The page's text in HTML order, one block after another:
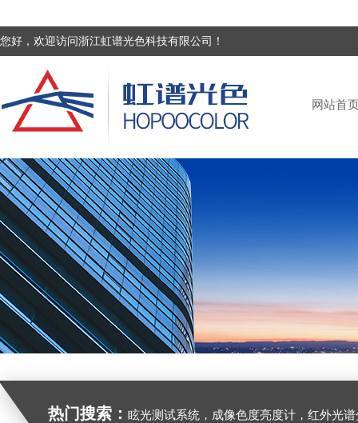
您好，欢迎访问浙江虹谱光色科技有限公司！
网站首
热门搜索： 眩光测试系统，成像色度亮度计，红外光谱分析仪，紫外光谱分析仪、医用光源光谱分析仪，光谱照度